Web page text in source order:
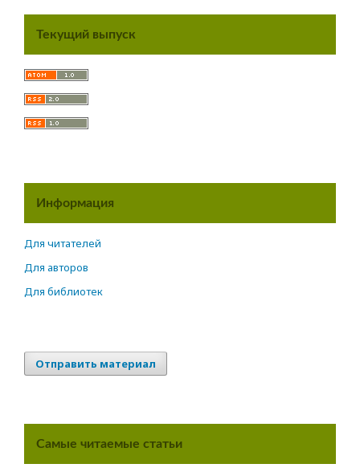
Текущий выпуск
Информация
Для читателей
Для авторов
Для библиотек
Отправить материал
Самые читаемые статьи